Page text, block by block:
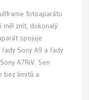
fotoaparátu
měl znít, dokonalý
spojuje
Sony A9 a řady
A7RiV. Sen
bez limitů a